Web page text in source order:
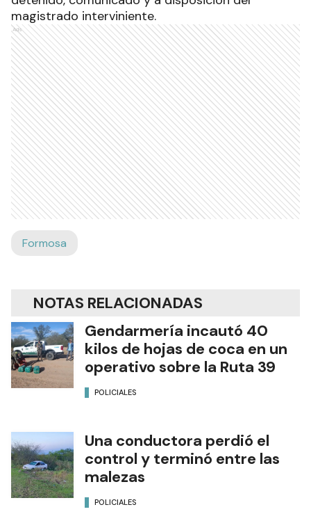
magistrado interviniente.
Ads
Formosa
NOTAS RELACIONADAS
Gendarmería incautó 40
kilos de hojas de coca en un
operativo sobre la Ruta 39
POLICIALES
Una conductora perdió el
control y terminó entre las
malezas
POLICIALES